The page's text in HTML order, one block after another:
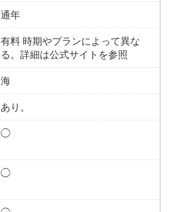
通年
有料 時期やプランによって異な
る。詳細は公式サイトを参照
海
あり。
◯
◯